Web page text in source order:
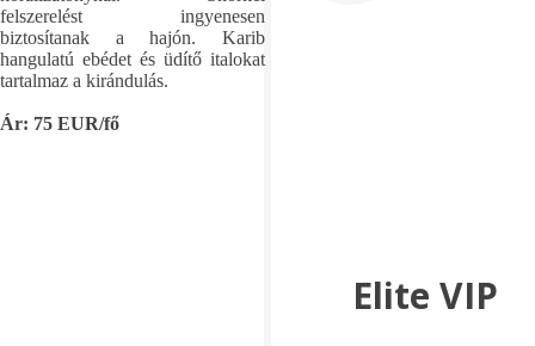
felszerelést ingyenesen
biztosítanak a hajón. Karib
hangulatú ebédet és üdítő italokat
tartalmaz a kirándulás.
Ár: 75 EUR/fő
Elite VIP